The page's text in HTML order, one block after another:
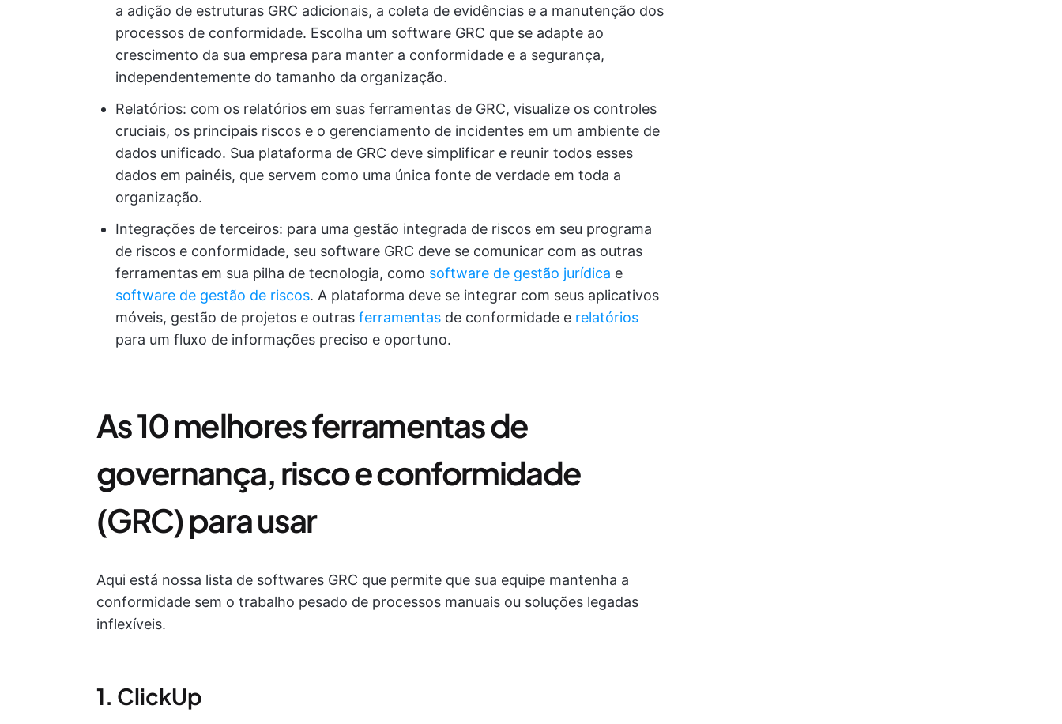
a adição de estruturas GRC adicionais, a coleta de evidências e a manutenção dos
processos de conformidade. Escolha um software GRC que se adapte ao
crescimento da sua empresa para manter a conformidade e a segurança,
independentemente do tamanho da organização.
Relatórios: com os relatórios em suas ferramentas de GRC, visualize os controles
cruciais, os principais riscos e o gerenciamento de incidentes em um ambiente de
dados unificado. Sua plataforma de GRC deve simplificar e reunir todos esses
dados em painéis, que servem como uma única fonte de verdade em toda a
organização.
Integrações de terceiros: para uma gestão integrada de riscos em seu programa
de riscos e conformidade, seu software GRC deve se comunicar com as outras
ferramentas em sua pilha de tecnologia, como software de gestão jurídica e
software de gestão de riscos. A plataforma deve se integrar com seus aplicativos
móveis, gestão de projetos e outras ferramentas de conformidade e relatórios
para um fluxo de informações preciso e oportuno.
As 10 melhores ferramentas de
governança, risco e conformidade
(GRC) para usar
Aqui está nossa lista de softwares GRC que permite que sua equipe mantenha a
conformidade sem o trabalho pesado de processos manuais ou soluções legadas
inflexíveis.
1. ClickUp